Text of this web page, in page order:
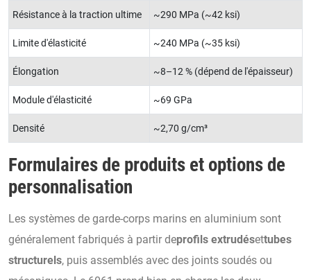
Résistance à la traction ultime ~290 MPa (~42 ksi)
Limite d'élasticité ~240 MPa (~35 ksi)
Élongation ~8–12 % (dépend de l'épaisseur)
Module d'élasticité ~69 GPa
Densité ~2,70 g/cm³
Formulaires de produits et options de
personnalisation
Les systèmes de garde-corps marins en aluminium sont
généralement fabriqués à partir deprofils extrudésettubes
structurels, puis assemblés avec des joints soudés ou